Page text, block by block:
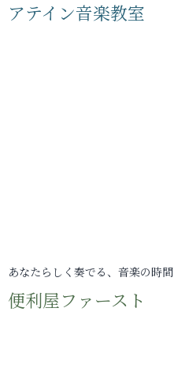
アテイン音楽教室
あなたらしく奏でる、音楽の時間
便利屋ファースト